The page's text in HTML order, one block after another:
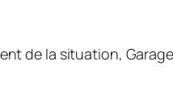
de la situation,